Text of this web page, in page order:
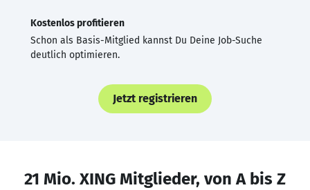
Kostenlos profitieren
Schon als Basis-Mitglied kannst Du Deine Job-Suche
deutlich optimieren.
Jetzt registrieren
21 Mio. XING Mitglieder, von A bis Z